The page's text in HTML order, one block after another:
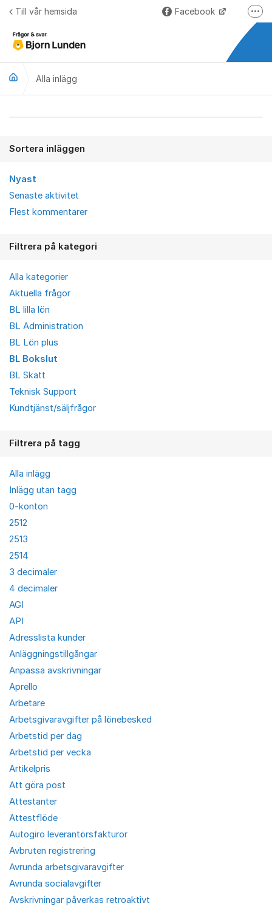
Hoppa till innehåll
Till vår hemsida Facebook
Alla inlägg
Sortera inläggen
Nyast
Senaste aktivitet
Flest kommentarer
Filtrera på kategori
Alla kategorier
Aktuella frågor
BL lilla lön
BL Administration
BL Lön plus
BL Bokslut
BL Skatt
Teknisk Support
Kundtjänst/säljfrågor
Filtrera på tagg
Alla inlägg
Inlägg utan tagg
0-konton
2512
2513
2514
3 decimaler
4 decimaler
AGI
API
Adresslista kunder
Anläggningstillgångar
Anpassa avskrivningar
Aprello
Arbetare
Arbetsgivaravgifter på lönebesked
Arbetstid per dag
Arbetstid per vecka
Artikelpris
Att göra post
Attestanter
Attestflöde
Autogiro leverantörsfakturor
Avbruten registrering
Avrunda arbetsgivaravgifter
Avrunda socialavgifter
Avskrivningar påverkas retroaktivt